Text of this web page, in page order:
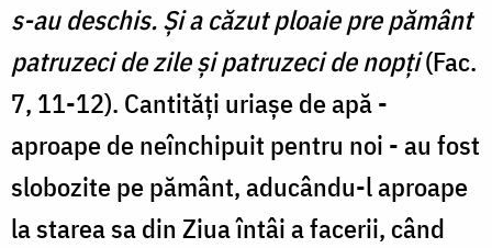
s-au deschis. Şi a căzut ploaie pre pământ
patruzeci de zile şi patruzeci de nopţi(Fac.
7, 11-12). Cantităţi uriaşe de apă -
aproape de neînchipuit pentru noi - au fost
slobozite pe pământ, aducându-l aproape
la starea sa din Ziua întâi a facerii, când